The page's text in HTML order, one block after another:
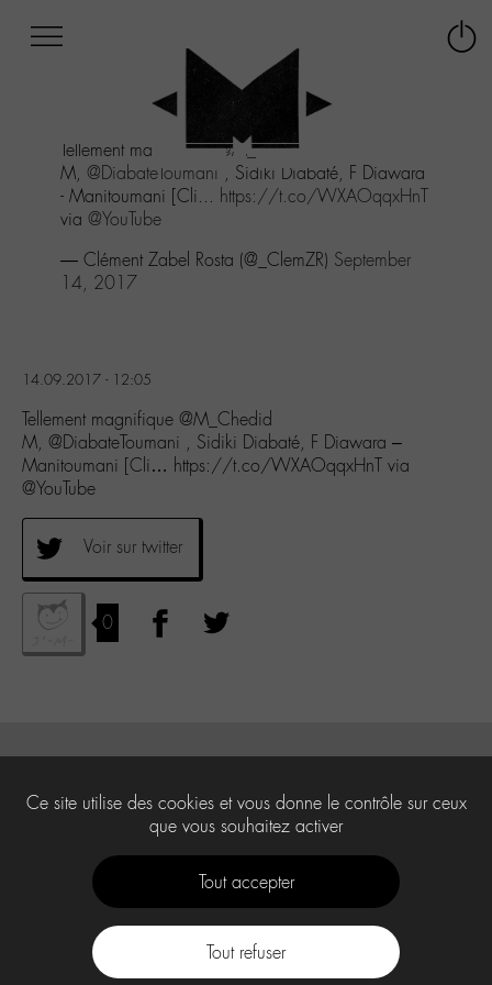
menu
Aller
au
contenu
Aller
Tellement magnifique@M_Chedid
M, @DiabateToumani , Sidiki Diabaté, F Diawara
- Manitoumani [Cli... https://t.co/WXAOqqxHnT
via @YouTube
— Clément Zabel Rosta (@_ClemZR) September
14, 2017
14.09.2017 - 12:05
Tellement magnifique @M_Chedid
M, @DiabateToumani , Sidiki Diabaté, F Diawara –
Manitoumani [Cli… https://t.co/WXAOqqxHnT via
@YouTube
Voir sur twitter
0
Ce site utilise des cookies et vous donne le contrôle sur ceux
que vous souhaitez activer
Tout accepter
Tout refuser